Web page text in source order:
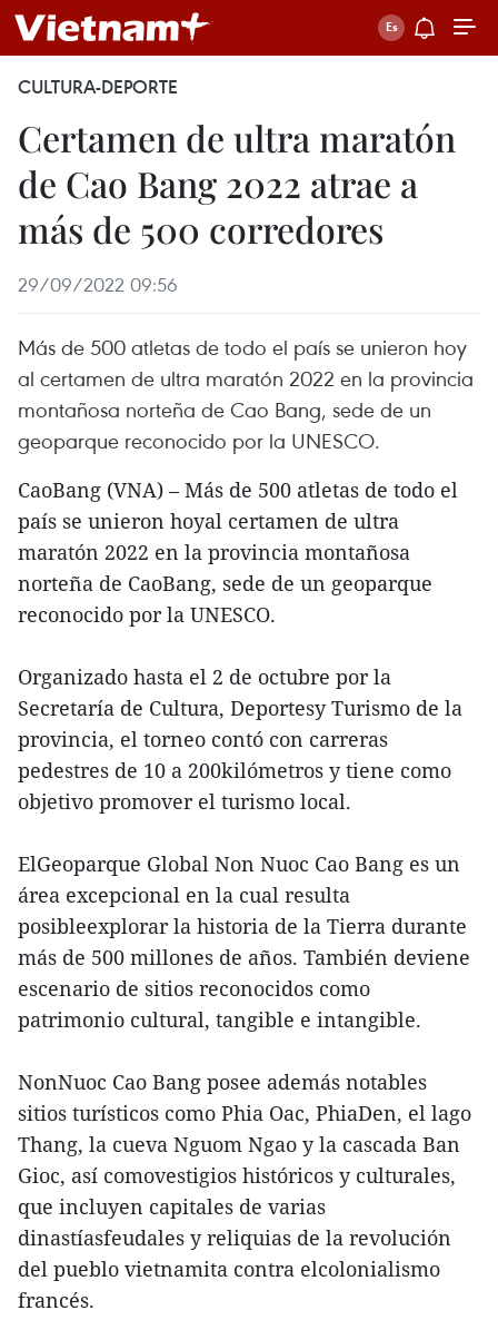
CULTURA-DEPORTE
Certamen de ultra maratón
de Cao Bang 2022 atrae a
más de 500 corredores
29/09/2022 09:56
Más de 500 atletas de todo el país se unieron hoy
al certamen de ultra maratón 2022 en la provincia
montañosa norteña de Cao Bang, sede de un
geoparque reconocido por la UNESCO.
CaoBang (VNA) – Más de 500 atletas de todo el
país se unieron hoyal certamen de ultra
maratón 2022 en la provincia montañosa
norteña de CaoBang, sede de un geoparque
reconocido por la UNESCO.
Organizado hasta el 2 de octubre por la
Secretaría de Cultura, Deportesy Turismo de la
provincia, el torneo contó con carreras
pedestres de 10 a 200kilómetros y tiene como
objetivo promover el turismo local.
ElGeoparque Global Non Nuoc Cao Bang es un
área excepcional en la cual resulta
posibleexplorar la historia de la Tierra durante
más de 500 millones de años. También deviene
escenario de sitios reconocidos como
patrimonio cultural, tangible e intangible.
NonNuoc Cao Bang posee además notables
sitios turísticos como Phia Oac, PhiaDen, el lago
Thang, la cueva Nguom Ngao y la cascada Ban
Gioc, así comovestigios históricos y culturales,
que incluyen capitales de varias
dinastíasfeudales y reliquias de la revolución
del pueblo vietnamita contra elcolonialismo
francés.